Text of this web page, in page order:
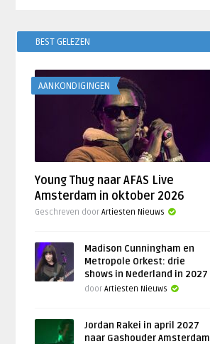
BEST GELEZEN
AANKONDIGINGEN
Young Thug naar AFAS Live
Amsterdam in oktober 2026
Geschreven doorArtiesten Nieuws
Madison Cunningham en
Metropole Orkest: drie
shows in Nederland in 2027
doorArtiesten Nieuws
Jordan Rakei in april 2027
naar Gashouder Amsterdam